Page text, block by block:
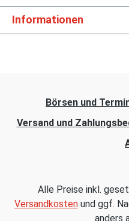
Informationen
Börsen und
Versand und
Alle Preise inkl.
Versandkostenund ggf.
anders